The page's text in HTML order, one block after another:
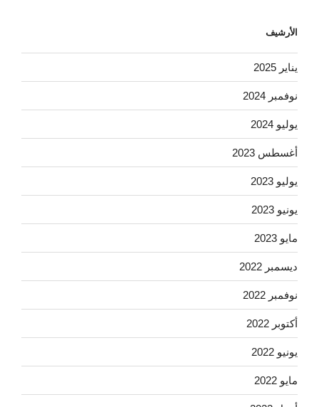
الأرشيف
يناير 2025
نوفمبر 2024
يوليو 2024
أغسطس 2023
يوليو 2023
يونيو 2023
مايو 2023
ديسمبر 2022
نوفمبر 2022
أكتوبر 2022
يونيو 2022
مايو 2022